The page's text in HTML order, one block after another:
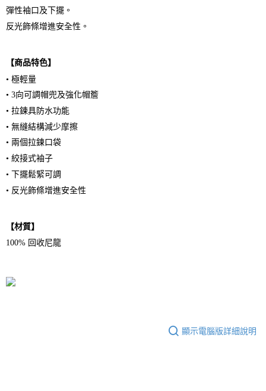
彈性袖口及下擺。
反光飾條增進安全性。
【商品特色】
• 極輕量
• 3向可調帽兜及強化帽簷
• 拉鍊具防水功能
• 無縫結構減少摩擦
• 兩個拉鍊口袋
• 絞接式袖子
• 下擺鬆緊可調
• 反光飾條增進安全性
【材質】
100% 回收尼龍
顯示電腦版詳細說明